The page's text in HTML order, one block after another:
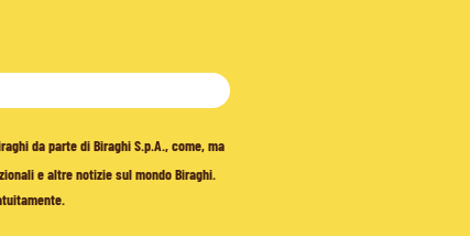
da parte di Biraghi S.p.A., come, ma
e altre notizie sul mondo Biraghi.